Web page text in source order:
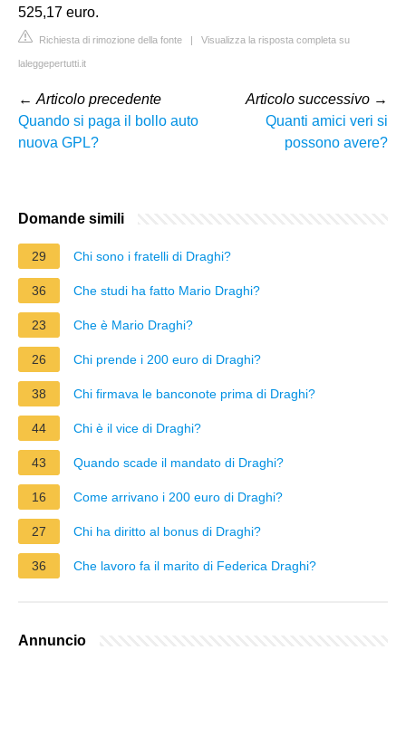
525,17 euro.
Richiesta di rimozione della fonte | Visualizza la risposta completa su
laleggepertutti.it
← Articolo precedente
Quando si paga il bollo auto
nuova GPL?
Articolo successivo →
Quanti amici veri si
possono avere?
Domande simili
29 Chi sono i fratelli di Draghi?
36 Che studi ha fatto Mario Draghi?
23 Che è Mario Draghi?
26 Chi prende i 200 euro di Draghi?
38 Chi firmava le banconote prima di Draghi?
44 Chi è il vice di Draghi?
43 Quando scade il mandato di Draghi?
16 Come arrivano i 200 euro di Draghi?
27 Chi ha diritto al bonus di Draghi?
36 Che lavoro fa il marito di Federica Draghi?
Annuncio